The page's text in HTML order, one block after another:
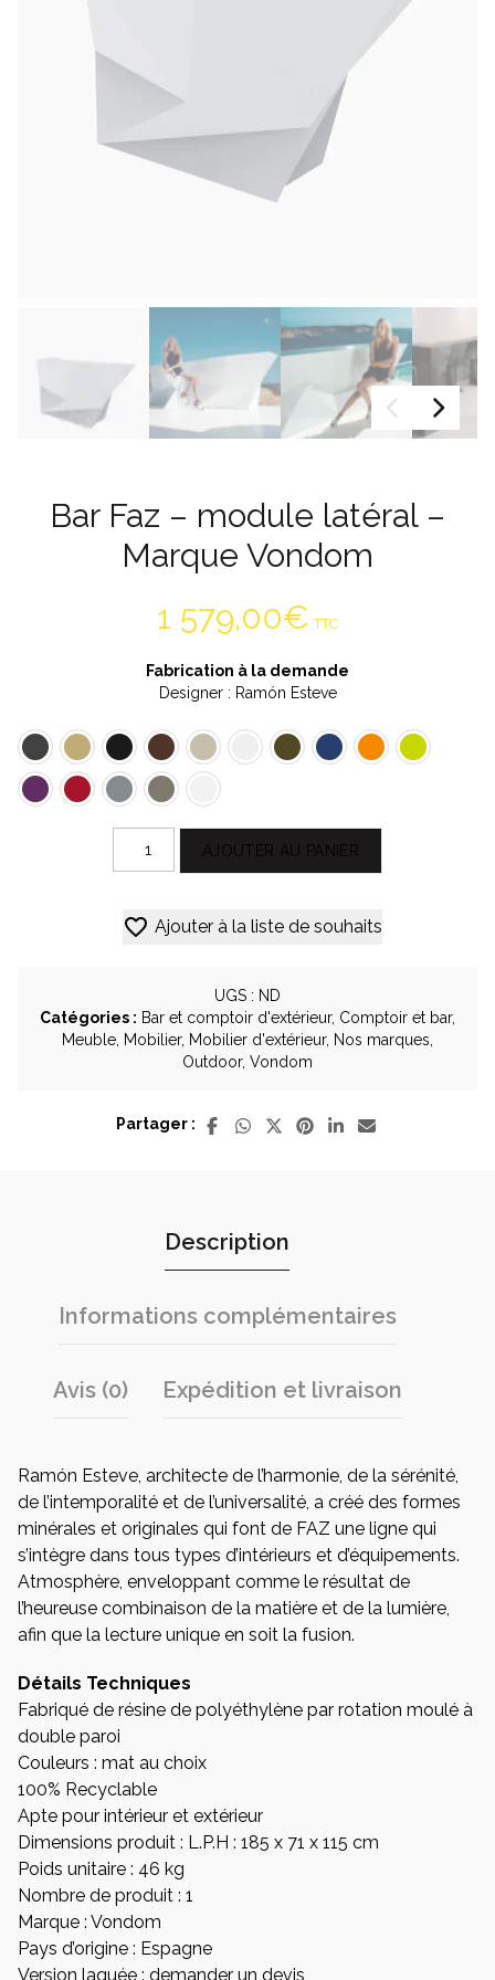
Bar Faz – module latéral –
Marque Vondom
1 579,00€ TTC
Fabrication à la demande
Designer : Ramón Esteve
Marque
Vondom
AJOUTER AU PANIER
Ajouter à la liste de souhaits
UGS : ND
Catégories : Bar et comptoir d'extérieur, Comptoir et bar,
Meuble Mobilier, Mobilier d'extérieur, Nos marques
Outdoor, Vondom
Partager :
Description
Informations complémentaires
Avis (0) Expédition et livraison
Ramón Esteve, architecte de l’harmonie, de la sérénité,
de l’intemporalité et de l’universalité, a créé des formes
minérales et originales qui font de FAZ une ligne qui
s’intègre dans tous types d’intérieurs et d’équipements.
Atmosphère, enveloppant comme le résultat de
l’heureuse combinaison de la matière et de la lumière,
afin que la lecture unique en soit la fusion.
Détails Techniques
Fabriqué de résine de polyéthylène par rotation moulé à
double paroi
Couleurs : mat au choix
100% Recyclable
Apte pour intérieur et extérieur
Dimensions produit : L.P.H : 185 x 71 x 115 cm
Poids unitaire : 46 kg
Nombre de produit : 1
Marque : Vondom
Pays d’origine : Espagne
Version laquée : demander un devis